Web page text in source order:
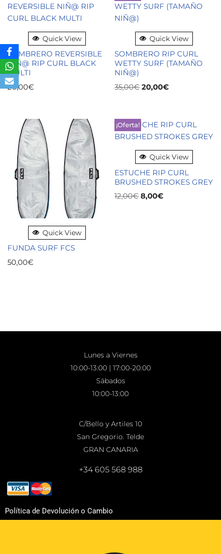
Quick View
SOMBRERO REVERSIBLE
NIÑ@ RIP CURL BLACK
MULTI
20,00€
Quick View
SOMBRERO RIP CURL
WETTY SURF (TAMAÑO
NIÑ@)
35,00€ 20,00€
Quick View
FUNDA SURF FCS
50,00€
¡Oferta!
Quick View
ESTUCHE RIP CURL
BRUSHED STROKES GREY
12,00€ 8,00€
Lunes a Viernes
10:00-13:00 | 17:00-20:00
Sábados
10:00-13:00
C/Bello y Artiles 10
San Gregorio. Telde
GRAN CANARIA
+34 605 568 988
Política de Devolución o Cambio